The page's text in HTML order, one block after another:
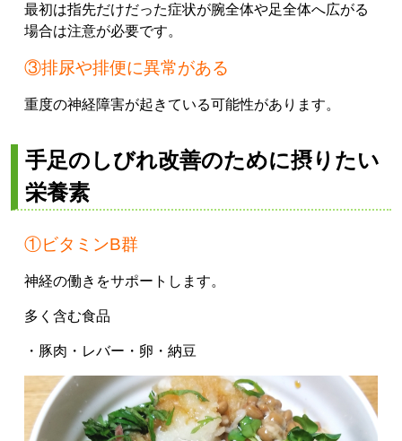
最初は指先だけだった症状が腕全体や足全体へ広がる
場合は注意が必要です。
③排尿や排便に異常がある
重度の神経障害が起きている可能性があります。
手足のしびれ改善のために摂りたい
栄養素
①ビタミンB群
神経の働きをサポートします。
多く含む食品
・豚肉 ・レバー ・卵 ・納豆